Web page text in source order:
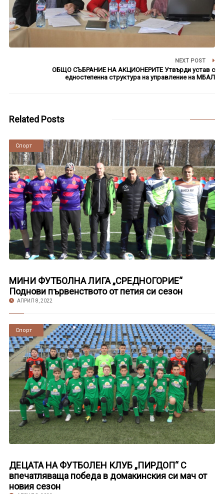
NEXT POST
ОБЩО СЪБРАНИЕ НА АКЦИОНЕРИТЕ Утвърди устав с
едностепенна структура на управление на МБАЛ
Related Posts
Новини
Спорт
МИНИ ФУТБОЛНА ЛИГА „СРЕДНОГОРИЕ“
Поднови първенството от петия си сезон
АПРИЛ 8, 2022
Новини
Спорт
ДЕЦАТА НА ФУТБОЛЕН КЛУБ „ПИРДОП“ С
впечатляваща победа в домакинския си мач от
новия сезон